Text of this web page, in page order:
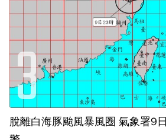
脫離白海豚颱風暴風圈 氣象署9